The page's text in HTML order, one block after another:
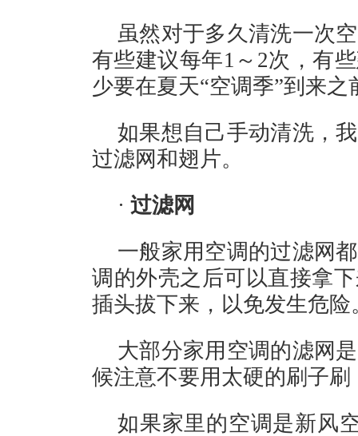
虽然对于多久清洗一次
有些建议每年1～2次，有
少要在夏天“空调季”到来
如果想自己手动清洗，
过滤网和翅片。
· 过滤网
一般家用空调的过滤网
调的外壳之后可以直接拿
插头拔下来，以免发生危险
大部分家用空调的滤网
候注意不要用太硬的刷子
如果家里的空调是新风